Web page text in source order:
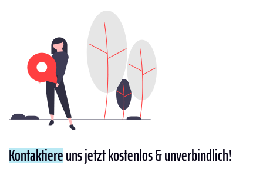
Kontaktiereuns jetzt kostenlos & unverbindlich!